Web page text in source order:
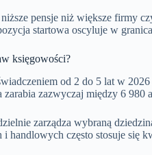
pensje niż większe firmy
startowa oscyluje w
księgowości?
od 2 do 5 lat w
zarabia zazwyczaj między 6 980
zarządza wybraną
handlowych często stosuje się